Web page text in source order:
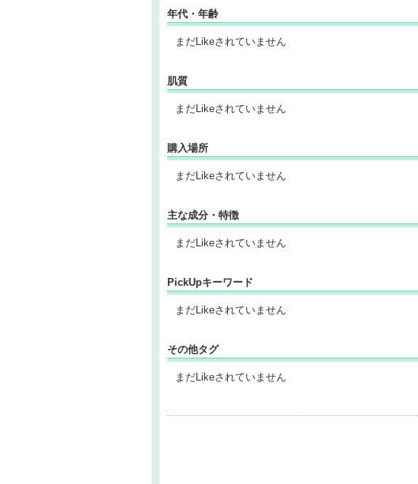
年代・年齢
まだLikeされていません
肌質
まだLikeされていません
購入場所
まだLikeされていません
主な成分・特徴
まだLikeされていません
PickUpキーワード
まだLikeされていません
その他タグ
まだLikeされていません